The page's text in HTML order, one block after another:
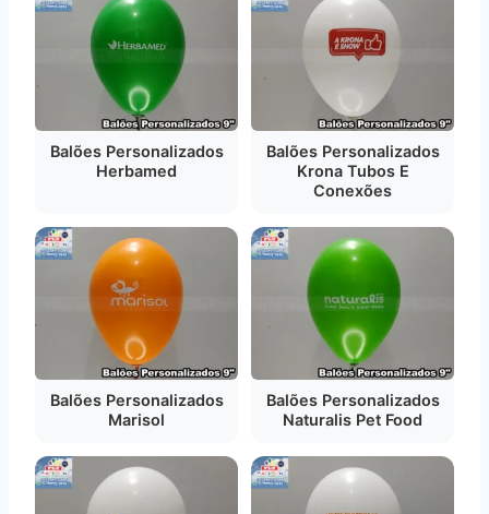
Balões Personalizados
Herbamed
Balões Personalizados
Krona Tubos E
Conexões
Balões Personalizados
Marisol
Balões Personalizados
Naturalis Pet Food